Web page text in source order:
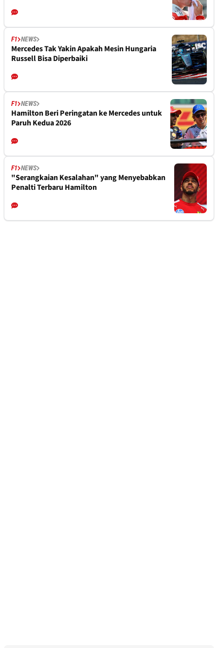
F1 NEWS
Mercedes Tak Yakin Apakah Mesin Hungaria
Russell Bisa Diperbaiki
F1 NEWS
Hamilton Beri Peringatan ke Mercedes untuk
Paruh Kedua 2026
F1 NEWS
"Serangkaian Kesalahan" yang Menyebabkan
Penalti Terbaru Hamilton